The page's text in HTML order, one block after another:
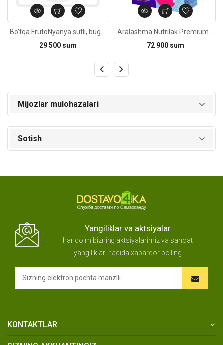
29 500 sum
72 900 sum
Mijozlar mulohazalari
Sotish
Yangiliklar va aktsiyalar
har doim bizning aktsiyalarimiz va sanoat
yangiliklari haqida xabardor bo'ling
KONTAKTLAR